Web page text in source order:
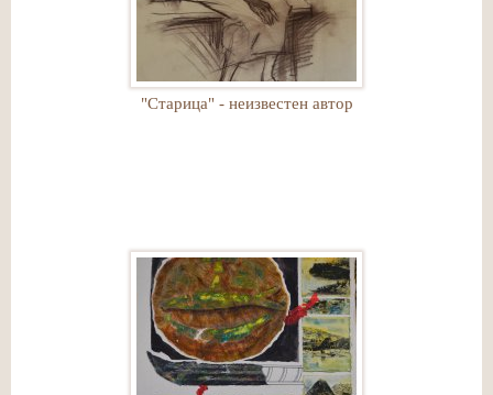
"Старица" - неизвестен автор